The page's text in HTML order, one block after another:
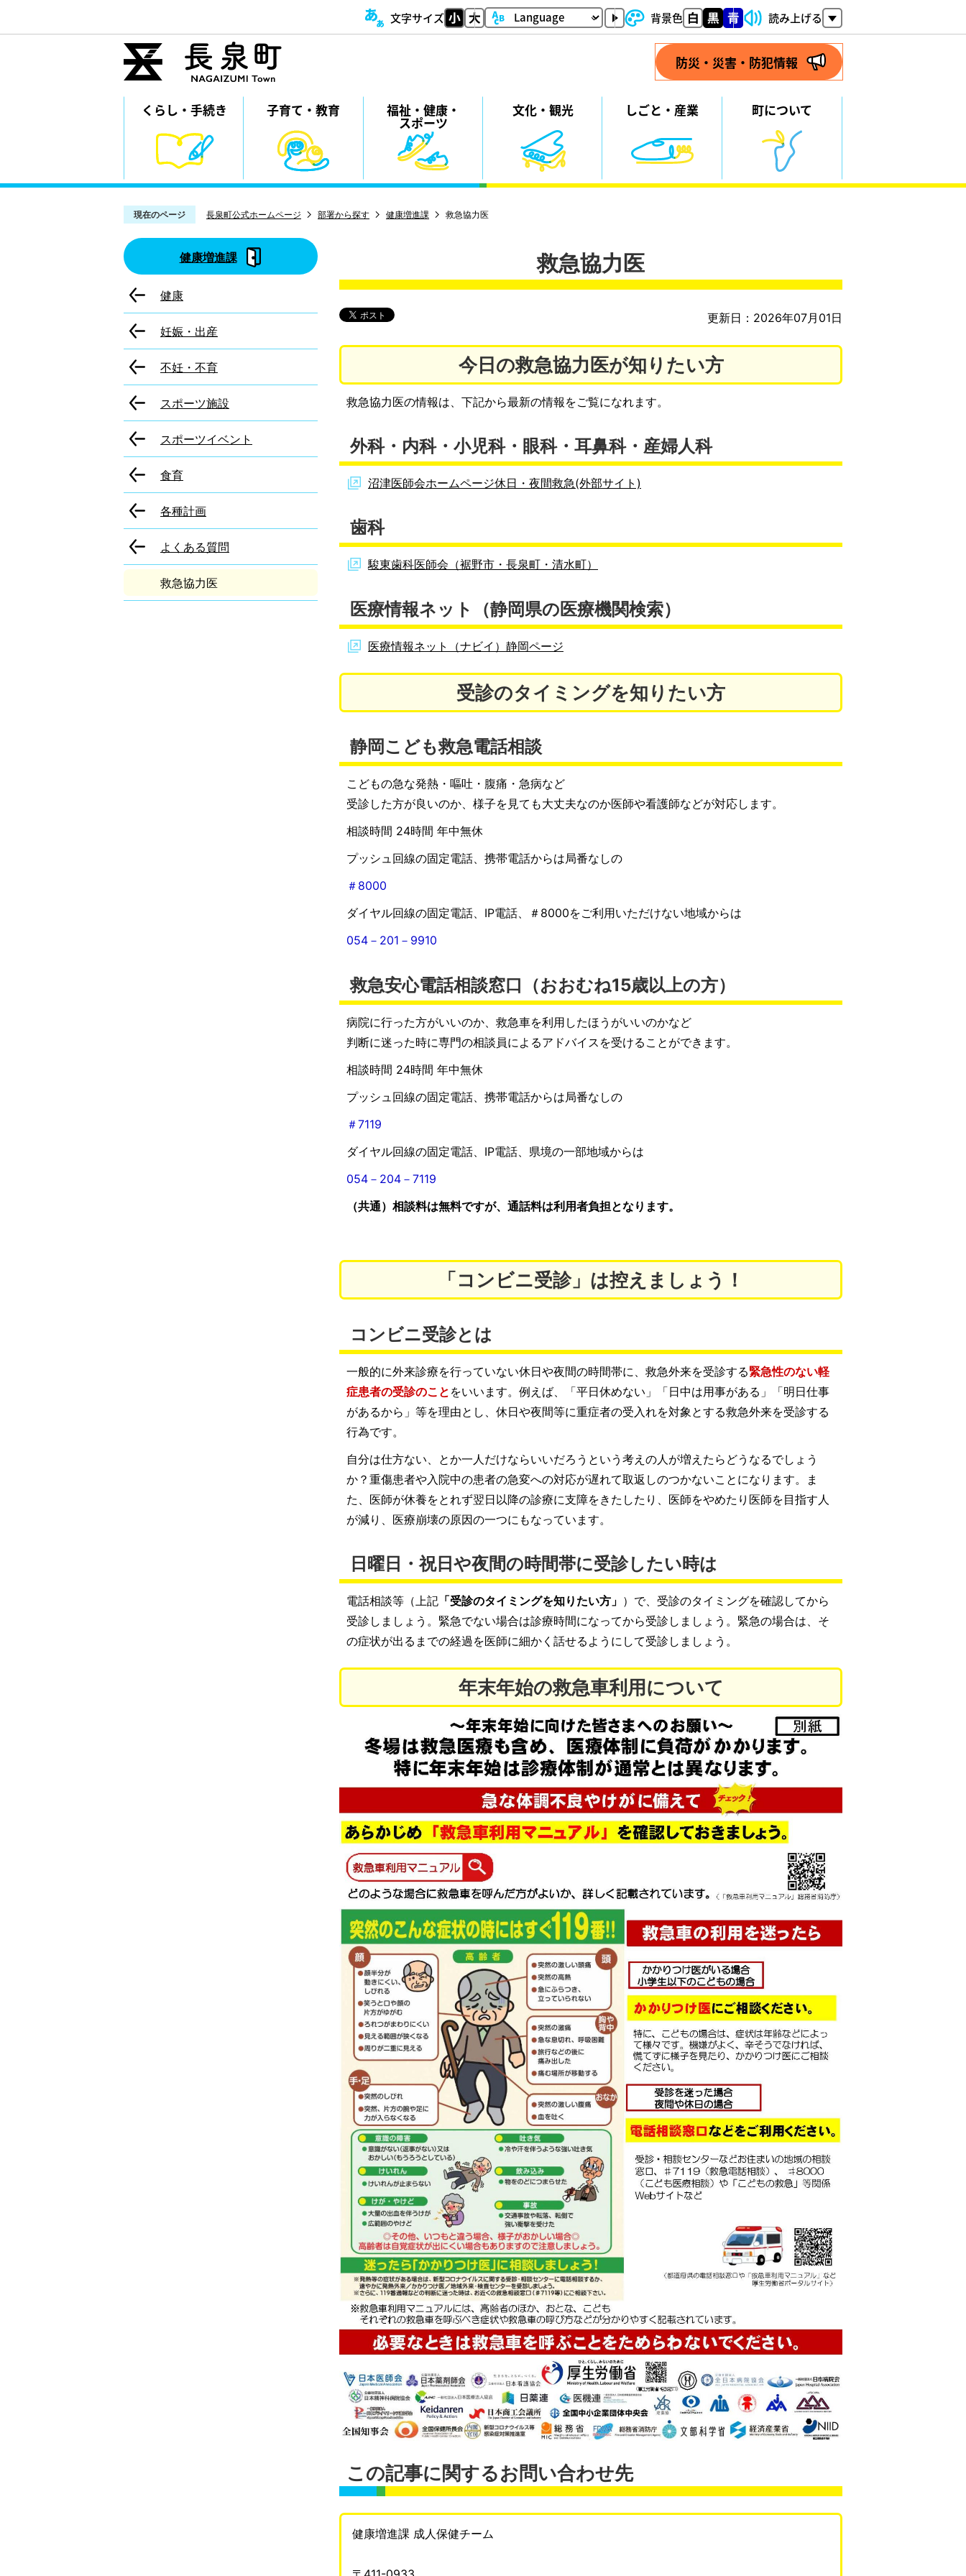
文字サイズ 背景色 読み上げる
防災・災害・防犯情報
くらし・ ⼿続き 子育て・教育 福祉・ 健康・
スポーツ
⽂化・ 観光 しごと・産業 町について
現在のページ 長泉町公式ホームページ 部署から探す 健康増進課 救急協力医
健康増進課
健康
妊娠・出産
不妊・不育
スポーツ施設
スポーツイベント
食育
各種計画
よくある質問
救急協力医
救急協力医
更新日：2026年07月01日
今日の救急協力医が知りたい方
救急協力医の情報は、下記から最新の情報をご覧になれます。
外科・内科・小児科・眼科・耳鼻科・産婦人科
沼津医師会ホームページ休日・夜間救急(外部サイト)
歯科
駿東歯科医師会（裾野市・長泉町・清水町）
医療情報ネット（静岡県の医療機関検索）
医療情報ネット（ナビイ）静岡ページ
受診のタイミングを知りたい方
静岡こども救急電話相談
こどもの急な発熱・嘔吐・腹痛・急病など
受診した方が良いのか、様子を見ても大丈夫なのか医師や看護師などが対応します。
相談時間 24時間 年中無休
プッシュ回線の固定電話、携帯電話からは局番なしの
＃8000
ダイヤル回線の固定電話、IP電話、＃8000をご利用いただけない地域からは
054－201－9910
救急安心電話相談窓口（おおむね15歳以上の方）
病院に行った方がいいのか、救急車を利用したほうがいいのかなど
判断に迷った時に専門の相談員によるアドバイスを受けることができます。
相談時間 24時間 年中無休
プッシュ回線の固定電話、携帯電話からは局番なしの
＃7119
ダイヤル回線の固定電話、IP電話、県境の一部地域からは
054－204－7119
（共通）相談料は無料ですが、通話料は利用者負担となります。
「コンビニ受診」は控えましょう！
コンビニ受診とは
一般的に外来診療を行っていない休日や夜間の時間帯に、救急外来を受診する緊急性のない軽
症患者の受診のこと をいいます。例えば、「平日休めない」「日中は用事がある」「明日仕事
があるから」等を理由とし、休日や夜間等に重症者の受入れを対象とする救急外来を受診する
行為です。
自分は仕方ない、とか一人だけならいいだろうという考えの人が増えたらどうなるでしょう
か？重傷患者や入院中の患者の急変への対応が遅れて取返しのつかないことになります。ま
た、医師が休養をとれず翌日以降の診療に支障をきたしたり、医師をやめたり医師を目指す人
が減り、医療崩壊の原因の一つにもなっています。
日曜日・祝日や夜間の時間帯に受診したい時は
電話相談等（上記 「受診のタイミングを知りたい方」 ）で、受診のタイミングを確認してから
受診しましょう。緊急でない場合は診療時間になってから受診しましょう。緊急の場合は、そ
の症状が出るまでの経過を医師に細かく話せるようにして受診しましょう。
年末年始の救急車利用について
この記事に関するお問い合わせ先
健康増進課 成人保健チーム